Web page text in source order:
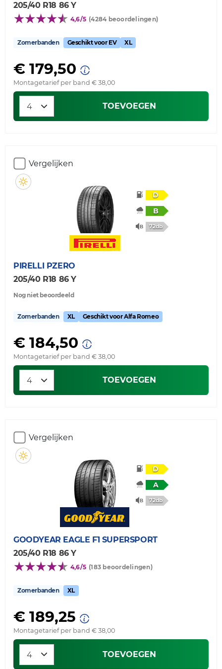
205/40 R18 86 Y
4,6/5 (4284 beoordelingen)
Zomerbanden Geschikt voor EV XL
€ 179,50
Montagetarief per band € 38,00
TOEVOEGEN
Vergelijken
D
B
72db
PIRELLI PZERO
205/40 R18 86 Y
Nog niet beoordeeld
Zomerbanden XL Geschikt voor Alfa Romeo
€ 184,50
Montagetarief per band € 38,00
TOEVOEGEN
Vergelijken
D
A
72db
GOODYEAR EAGLE F1 SUPERSPORT
205/40 R18 86 Y
4,6/5 (183 beoordelingen)
Zomerbanden XL
€ 189,25
Montagetarief per band € 38,00
TOEVOEGEN